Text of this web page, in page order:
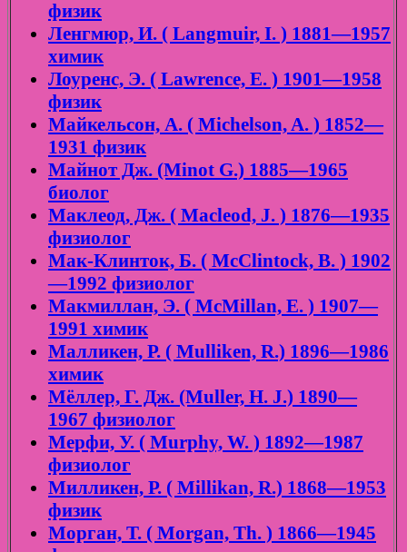
физик
Ленгмюр, И. ( Langmuir, I. ) 1881—1957
химик
Лоуренс, Э. ( Lawrence, E. ) 1901—1958
физик
Майкельсон, А. ( Michelson, A. ) 1852—
1931 физик
Майнот Дж. (Minot G.) 1885—1965
биолог
Маклеод, Дж. ( Macleod, J. ) 1876—1935
физиолог
Мак-Клинток, Б. ( McClintock, B. ) 1902
—1992 физиолог
Макмиллан, Э. ( McMillan, E. ) 1907—
1991 химик
Малликен, Р. ( Mulliken, R.) 1896—1986
химик
Мёллер, Г. Дж. (Muller, H. J.) 1890—
1967 физиолог
Мерфи, У. ( Murphy, W. ) 1892—1987
физиолог
Милликен, Р. ( Millikan, R.) 1868—1953
физик
Морган, Т. ( Morgan, Th. ) 1866—1945